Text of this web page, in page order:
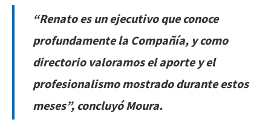
“Renato es un ejecutivo que conoce
profundamente la Compañía, y como
directorio valoramos el aporte y el
profesionalismo mostrado durante estos
meses”, concluyó Moura.